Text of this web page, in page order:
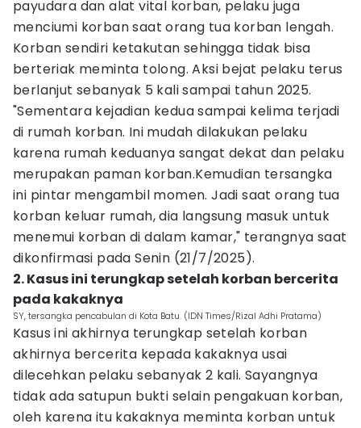
payudara dan alat vital korban, pelaku juga
menciumi korban saat orang tua korban lengah.
Korban sendiri ketakutan sehingga tidak bisa
berteriak meminta tolong. Aksi bejat pelaku terus
berlanjut sebanyak 5 kali sampai tahun 2025.
"Sementara kejadian kedua sampai kelima terjadi
di rumah korban. Ini mudah dilakukan pelaku
karena rumah keduanya sangat dekat dan pelaku
merupakan paman korban.Kemudian tersangka
ini pintar mengambil momen. Jadi saat orang tua
korban keluar rumah, dia langsung masuk untuk
menemui korban di dalam kamar," terangnya saat
dikonfirmasi pada Senin (21/7/2025).
2. Kasus ini terungkap setelah korban bercerita
pada kakaknya
SY, tersangka pencabulan di Kota Batu. (IDN Times/Rizal Adhi Pratama)
Kasus ini akhirnya terungkap setelah korban
akhirnya bercerita kepada kakaknya usai
dilecehkan pelaku sebanyak 2 kali. Sayangnya
tidak ada satupun bukti selain pengakuan korban,
oleh karena itu kakaknya meminta korban untuk